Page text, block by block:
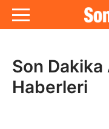
Son
Haberleri